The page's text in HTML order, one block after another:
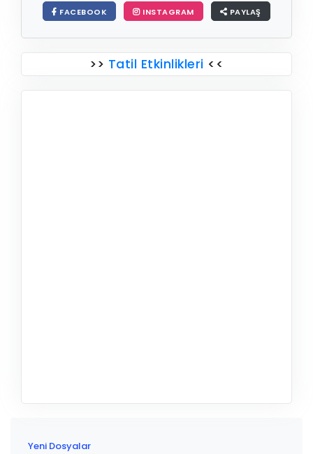
FACEBOOK INSTAGRAM PAYLAŞ
>> Tatil Etkinlikleri <<
Yeni Dosyalar